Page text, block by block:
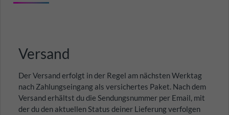
Versand
Der Versand erfolgt in der Regel am nächsten Werktag
nach Zahlungseingang als versichertes Paket. Nach dem
Versand erhältst du die Sendungsnummer per Email, mit
der du den aktuellen Status deiner Lieferung verfolgen